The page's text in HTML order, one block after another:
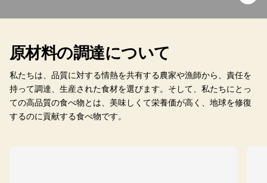
原材料の調達について
私たちは、品質に対する情熱を共有する農家や漁師から、責任を
持って調達、生産された食材を選びます。そして、私たちにとっ
ての高品質の食べ物とは、美味しくて栄養価が高く、地球を修復
するのに貢献する食べ物です。